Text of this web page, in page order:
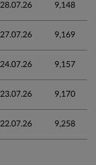
28.07.26 9,148
27.07.26 9,169
24.07.26 9,157
23.07.26 9,170
22.07.26 9,258